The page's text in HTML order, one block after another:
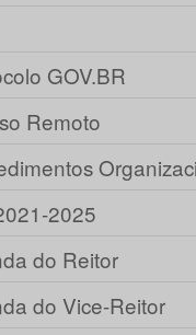
GOV.BR
Remoto
2025
do Reitor
do Vice-Reitor